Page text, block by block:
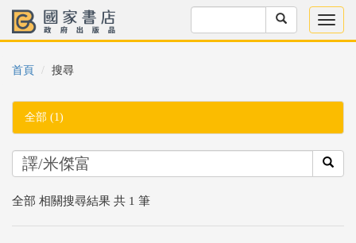
首頁 搜尋
全部 (1)
全部 相關搜尋結果 共 1 筆